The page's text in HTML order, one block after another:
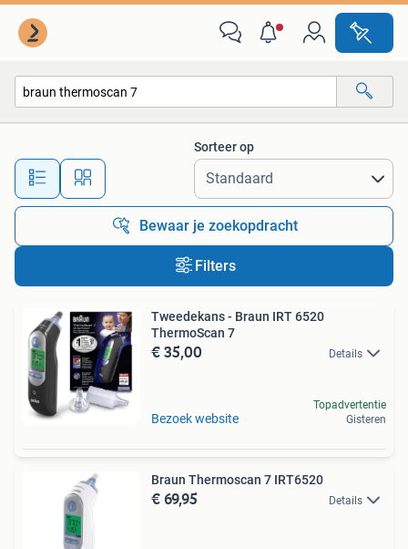
Alle afstanden…
Sorteer op
Bewaar je zoekopdracht
Filters
Tweedekans - Braun IRT 6520
ThermoScan 7
€ 35,00 Details
Bezoek website
Topadvertentie
Gisteren
Braun Thermoscan 7 IRT6520
€ 69,95 Details